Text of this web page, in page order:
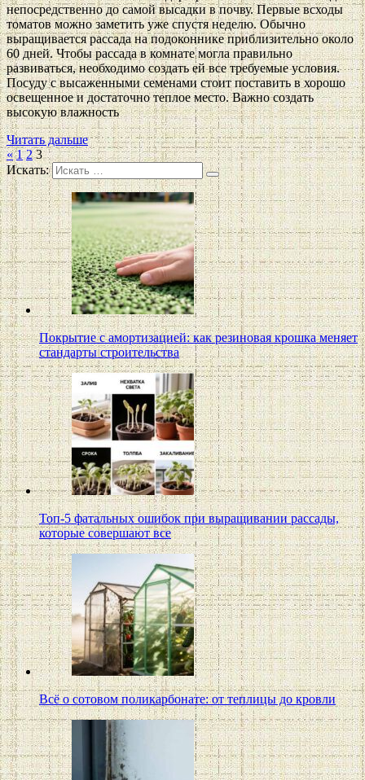
непосредственно до самой высадки в почву. Первые всходы
томатов можно заметить уже спустя неделю. Обычно
выращивается рассада на подоконнике приблизительно около
60 дней. Чтобы рассада в комнате могла правильно
развиваться, необходимо создать ей все требуемые условия.
Посуду с высаженными семенами стоит поставить в хорошо
освещенное и достаточно теплое место. Важно создать
высокую влажность
Читать дальше
« 1 2 3
Искать:
Покрытие с амортизацией: как резиновая крошка меняет
стандарты строительства
Топ-5 фатальных ошибок при выращивании рассады,
которые совершают все
Всё о сотовом поликарбонате: от теплицы до кровли